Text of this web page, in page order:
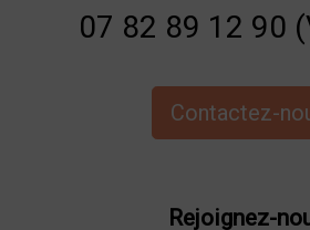
07 82 89 12 90
Contactez-
Rejoignez-